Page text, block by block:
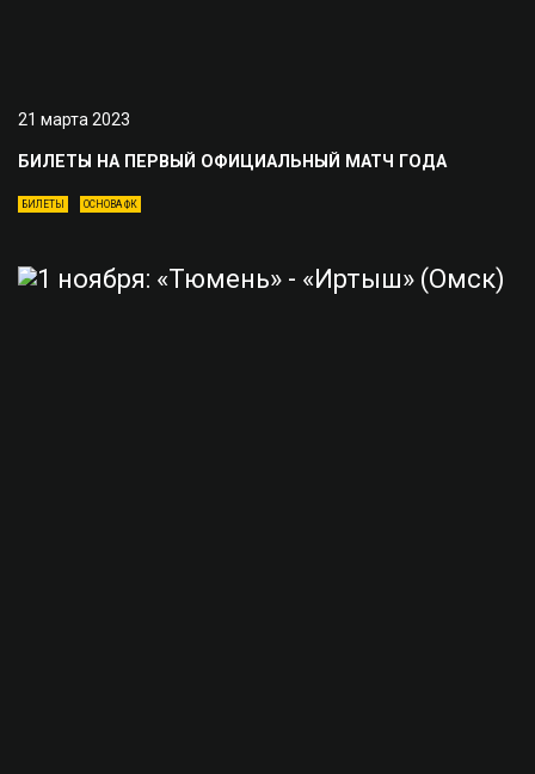
21 марта 2023
БИЛЕТЫ НА ПЕРВЫЙ ОФИЦИАЛЬНЫЙ МАТЧ ГОДА
БИЛЕТЫ ОСНОВА ФК